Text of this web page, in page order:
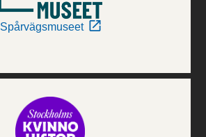
Spårvägsmuseet